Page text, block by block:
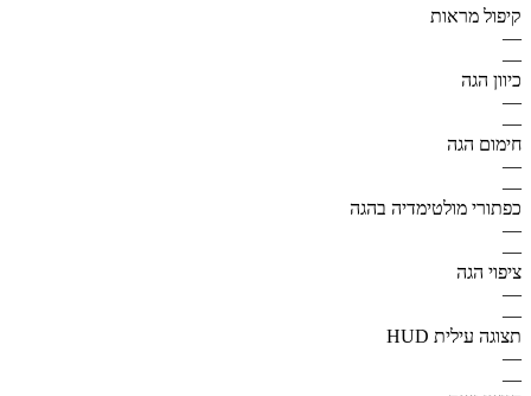
קיפול מראות
—
—
כיוון הגה
—
—
חימום הגה
—
—
כפתורי מולטימדיה בהגה
—
—
ציפוי הגה
—
—
תצוגה עילית HUD
—
—